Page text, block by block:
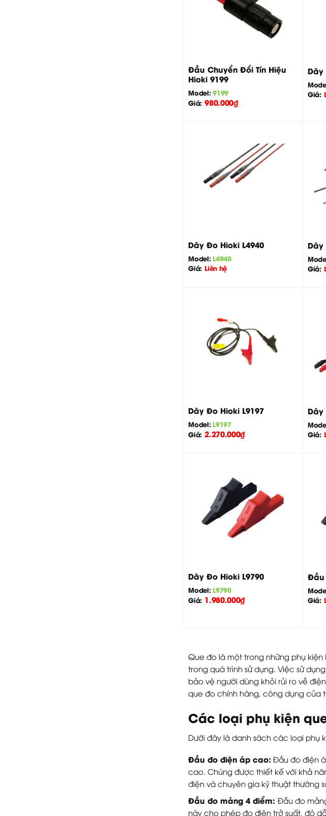
Đầu Chuyển Đổi Tín Hiệu
Hioki 9199
Model:9199
Giá: 980.000₫
Dây
Giá:
Dây Đo Hioki L4940
Model: L4940
Giá: Liên hệ
Dây
Giá:
Dây Đo Hioki L9197
Model: L9197
Giá: 2.270.000₫
Dây
Giá:
Dây Đo Hioki L9790
Model: L9790
Giá: 1.980.000₫
Đầu
Giá:
Que đo là một trong những phụ
trong quá trình sử dụng. Việc sử
bảo vệ người dùng khỏi rủi ro về
que đo chính hãng, công dụng của
Các loại phụ kiện
Dưới đây là danh sách các loại phụ
Đầu đo điện áp cao: Đầu đo điện
cao. Chúng được thiết kế với khả
điện và chuyên gia kỹ thuật thường
Đầu đo mảng 4 điểm: Đầu đo
này cho phép đo điện trở suất, độ